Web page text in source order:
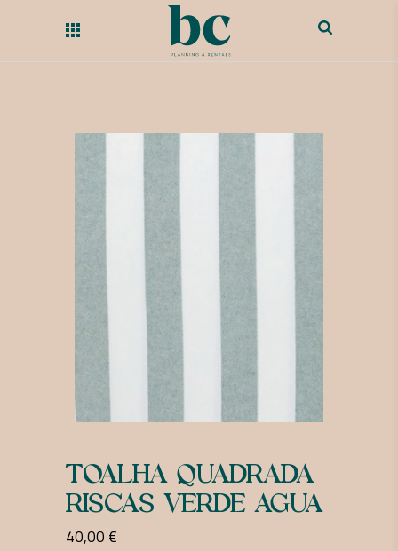
TOALHA QUADRADA
RISCAS VERDE AGUA
40,00 €